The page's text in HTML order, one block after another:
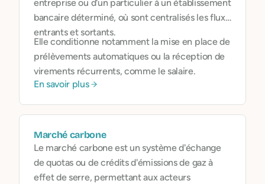
entreprise ou d'un particulier à un établissement
bancaire déterminé, où sont centralisés les flux
entrants et sortants.
Elle conditionne notamment la mise en place de
prélèvements automatiques ou la réception de
virements récurrents, comme le salaire.
En savoir plus
Marché carbone
Le marché carbone est un système d'échange
de quotas ou de crédits d'émissions de gaz à
effet de serre, permettant aux acteurs